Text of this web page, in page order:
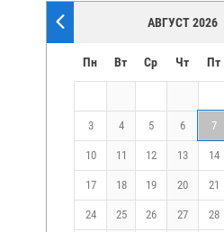
АВГУСТ 2026
Пн Вт Ср Чт Пт
3 4 5 6 7
10 11 12 13 14
17 18 19 20 21
24 25 26 27 28